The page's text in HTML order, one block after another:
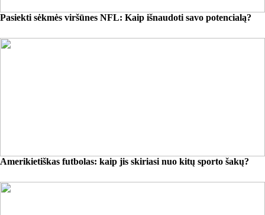
Pasiekti sėkmės viršūnes NFL: Kaip išnaudoti savo potencialą?
Amerikietiškas futbolas: kaip jis skiriasi nuo kitų sporto šakų?